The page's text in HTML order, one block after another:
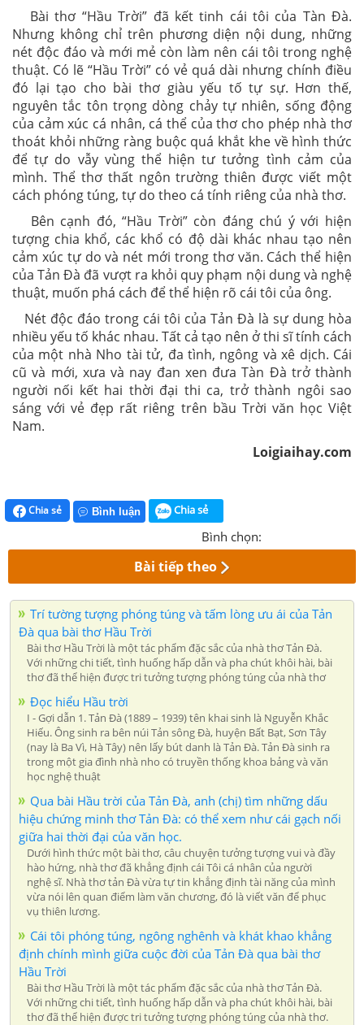
Bài thơ “Hầu Trời” đã kết tinh cái tôi của Tàn Đà.
Nhưng không chỉ trên phương diện nội dung, những
nét độc đáo và mới mẻ còn làm nên cái tôi trong nghệ
thuật. Có lẽ “Hầu Trời” có vẻ quá dài nhưng chính điều
đó lại tạo cho bài thơ giàu yếu tố tự sự. Hơn thế,
nguyên tắc tôn trọng dòng chảy tự nhiên, sống động
của cảm xúc cá nhân, cá thể của thơ cho phép nhà thơ
thoát khỏi những ràng buộc quá khắt khe về hình thức
để tự do vẫy vùng thể hiện tư tưởng tình cảm của
mình. Thể thơ thất ngôn trường thiên được viết một
cách phóng túng, tự do theo cá tính riêng của nhà thơ.
Bên cạnh đó, “Hầu Trời” còn đáng chú ý với hiện
tượng chia khổ, các khổ có độ dài khác nhau tạo nên
cảm xúc tự do và nét mới trong thơ văn. Cách thể hiện
của Tản Đà đã vượt ra khỏi quy phạm nội dung và nghệ
thuật, muốn phá cách để thể hiện rõ cái tôi của ông.
Nét độc đáo trong cái tôi của Tản Đà là sự dung hòa
nhiều yếu tố khác nhau. Tất cả tạo nên ở thi sĩ tính cách
của một nhà Nho tài tử, đa tình, ngông và xê dịch. Cái
cũ và mới, xưa và nay đan xen đưa Tàn Đà trở thành
người nối kết hai thời đại thi ca, trở thành ngôi sao
sáng với vẻ đẹp rất riêng trên bầu Trời văn học Việt
Nam.
Loigiaihay.com
Chia sẻ Bình luận Chia sẻ
Bình chọn:
Bài tiếp theo
Trí tường tượng phóng túng và tấm lòng ưu ái của Tản
Đà qua bài thơ Hầu Trời
Bài thơ Hầu Trời là một tác phẩm đặc sắc của nhà thơ Tản Đà.
Với những chi tiết, tình huống hấp dẫn và pha chút khôi hài, bài
thơ đã thể hiện được tri tưởng tượng phóng túng của nhà thơ
Đọc hiểu Hầu trời
I - Gợi dẫn 1. Tản Đà (1889 – 1939) tên khai sinh là Nguyễn Khắc
Hiếu. Ông sinh ra bên núi Tản sông Đà, huyện Bất Bạt, Sơn Tây
(nay là Ba Vì, Hà Tây) nên lấy bút danh là Tản Đà. Tản Đà sinh ra
trong một gia đình nhà nho có truyền thống khoa bảng và văn
học nghệ thuật
Qua bài Hầu trời của Tản Đà, anh (chị) tìm những dấu
hiệu chứng minh thơ Tản Đà: có thể xem như cái gạch nối
giữa hai thời đại của văn học.
Dưới hình thức một bài thơ, câu chuyện tưởng tượng vui và đầy
hào hứng, nhà thơ đã khẳng định cái Tôi cá nhân của người
nghệ sĩ. Nhà thơ tản Đà vừa tự tin khẳng định tài năng của mình
vừa nói lên quan điểm làm văn chương, đó là viết văn để phục
vụ thiên lương.
Cái tôi phóng túng, ngông nghênh và khát khao khẳng
định chính mình giữa cuộc đời của Tản Đà qua bài thơ
Hầu Trời
Bài thơ Hầu Trời là một tác phẩm đặc sắc của nhà thơ Tản Đà.
Với những chi tiết, tình huống hấp dẫn và pha chút khôi hài, bài
thơ đã thể hiện được tri tưởng tượng phóng túng của nhà thơ.